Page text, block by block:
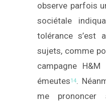
observe parfois
sociétale
tolérance s’est
sujets, comme
campagne
émeutes14.
me